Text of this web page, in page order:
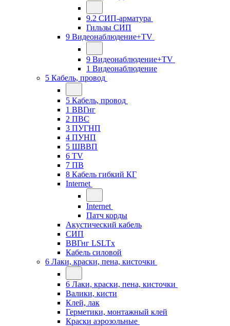
9.2 СИП-арматура
Гильзы СИП
9 Видеонаблюдение+TV
9 Видеонаблюдение+TV
1 Видеонаблюдение
5 Кабель, провод
5 Кабель, провод
1 ВВГнг
2 ПВС
3 ПУГНП
4 ПУНП
5 ШВВП
6 TV
7 ПВ
8 Кабель гибкий КГ
Internet
Internet
Патч корды
Акустический кабель
СИП
ВВГнг LSLTx
Кабель силовой
6 Лаки, краски, пена, кисточки
6 Лаки, краски, пена, кисточки
Валики, кисти
Клей, лак
Герметики, монтажный клей
Краски аэрозольные